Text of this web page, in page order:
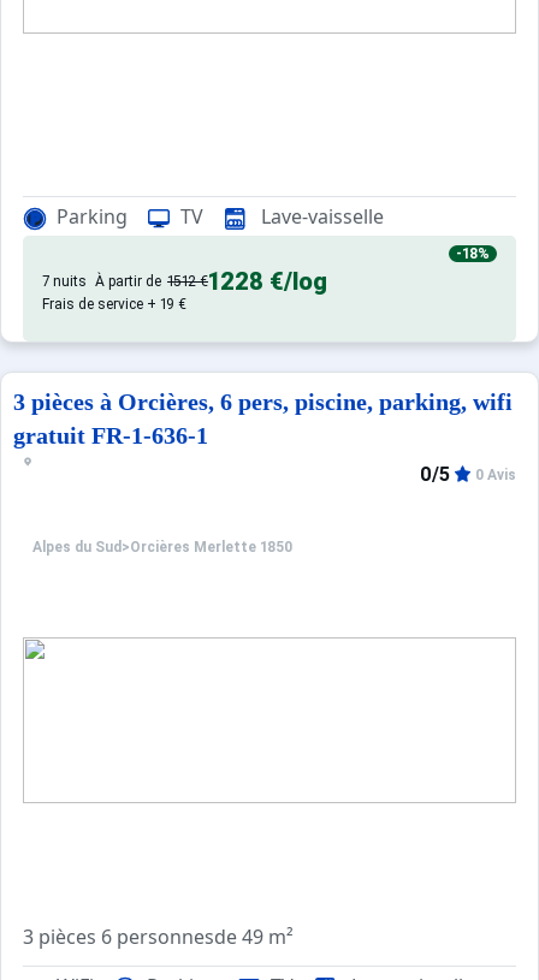
Appartement de particulier : Appartements confortables
Parking TV Lave-vaisselle
-18%
7 nuits À partir de 1512 €1228 €/log
Frais de service + 19 €
3 pièces à Orcières, 6 pers, piscine, parking, wifi
gratuit FR-1-636-1
Alpes du Sud >Orcières Merlette 1850
0/5 0 Avis
3 pièces 6 personnesde 49 m²